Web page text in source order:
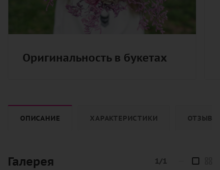
Оригинальность в букетах
ОПИСАНИЕ ХАРАКТЕРИСТИКИ ОТЗЫВЫ
Галерея 1/1